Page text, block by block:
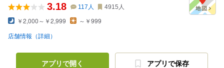
3.18 117 人 4915 人
￥2,000～￥2,999 ～￥999
店舗情報（詳細）
アプリで開く アプリで保存